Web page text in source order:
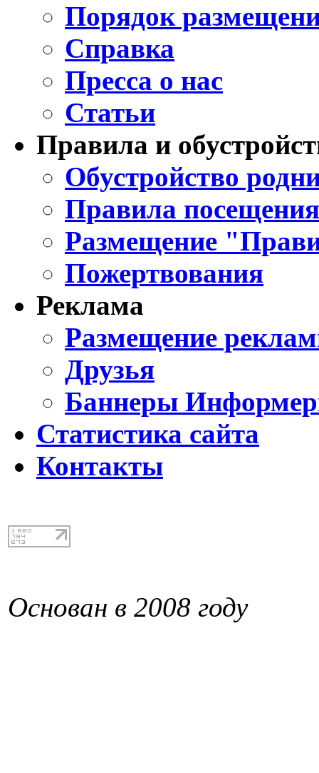
Порядок
Справка
Пресса о нас
Статьи
Правила и
Обустройство
Правила
Размещение
Пожертвования
Реклама
Размещение
Друзья
Баннеры
Статистика сайта
Контакты
Основан в 2008 году